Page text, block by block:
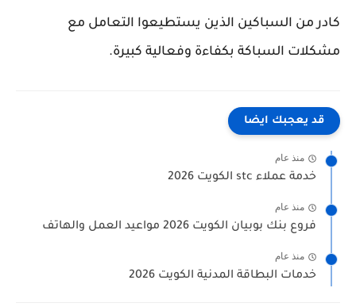
كادر من السباكين الذين يستطيعوا التعامل مع
مشكلات السباكة بكفاءة وفعالية كبيرة.
قد يعجبك ايضا
منذ عام
خدمة عملاء stc الكويت 2026
منذ عام
فروع بنك بوبيان الكويت 2026 مواعيد العمل والهاتف
منذ عام
خدمات البطاقة المدنية الكويت 2026